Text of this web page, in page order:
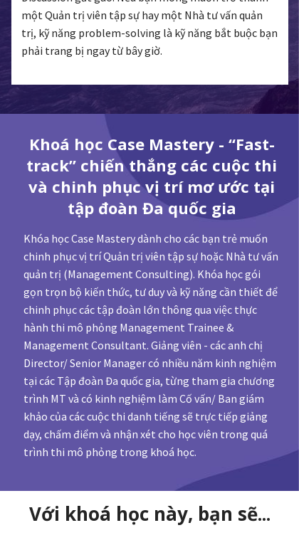
một Quản trị viên tập sự hay một Nhà tư vấn quản
trị, kỹ năng problem-solving là kỹ năng bắt buộc bạn
phải trang bị ngay từ bây giờ.
Khoá học Case Mastery - “Fast-
track” chiến thắng các cuộc thi
và chinh phục vị trí mơ ước tại
tập đoàn Đa quốc gia
Khóa học Case Mastery dành cho các bạn trẻ muốn
chinh phục vị trí Quản trị viên tập sự hoặc Nhà tư vấn
quản trị (Management Consulting). Khóa học gói
gọn trọn bộ kiến thức, tư duy và kỹ năng cần thiết để
chinh phục các tập đoàn lớn thông qua việc thực
hành thi mô phỏng Management Trainee &
Management Consultant. Giảng viên - các anh chị
Director/ Senior Manager có nhiều năm kinh nghiệm
tại các Tập đoàn Đa quốc gia, từng tham gia chương
trình MT và có kinh nghiệm làm Cố vấn/ Ban giám
khảo của các cuộc thi danh tiếng sẽ trực tiếp giảng
dạy, chấm điểm và nhận xét cho học viên trong quá
trình thi mô phỏng trong khoá học.
Với khoá học này, bạn sẽ...